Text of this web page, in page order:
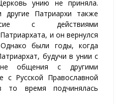
унию не приняла.
другие Патриархи также
с действиями
и он вернулся
были годы, когда
будучи в унии с
общения с другими
с Русской Православной
то время подчинялась